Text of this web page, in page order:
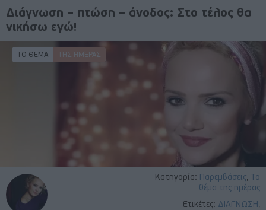
ΤΟ ΘΕΜΑ ΤΗΣ ΗΜΈΡΑΣ
Κατηγορία: Παρεμβάσεις,
Το
θέμα της ημέρας
Ετικέτες: ΔΙΑΓΝΩΣΗ ,
Διάγνωση – πτώση – άνοδος: Στο τέλος θα
νικήσω εγώ!